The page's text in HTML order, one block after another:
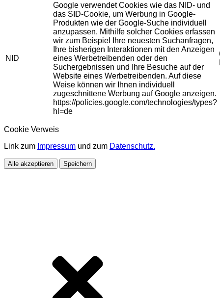
NID
Google verwendet Cookies wie das NID- und
das SID-Cookie, um Werbung in Google-
Produkten wie der Google-Suche individuell
anzupassen. Mithilfe solcher Cookies erfassen
wir zum Beispiel Ihre neuesten Suchanfragen,
Ihre bisherigen Interaktionen mit den Anzeigen
eines Werbetreibenden oder den
Suchergebnissen und Ihre Besuche auf der
Website eines Werbetreibenden. Auf diese
Weise können wir Ihnen individuell
zugeschnittene Werbung auf Google anzeigen.
https://policies.google.com/technologies/types?
hl=de
Cookie Verweis
Link zum Impressum und zum Datenschutz.
Alle akzeptieren Speichern